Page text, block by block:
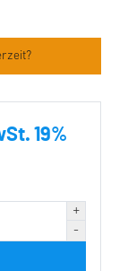
19%